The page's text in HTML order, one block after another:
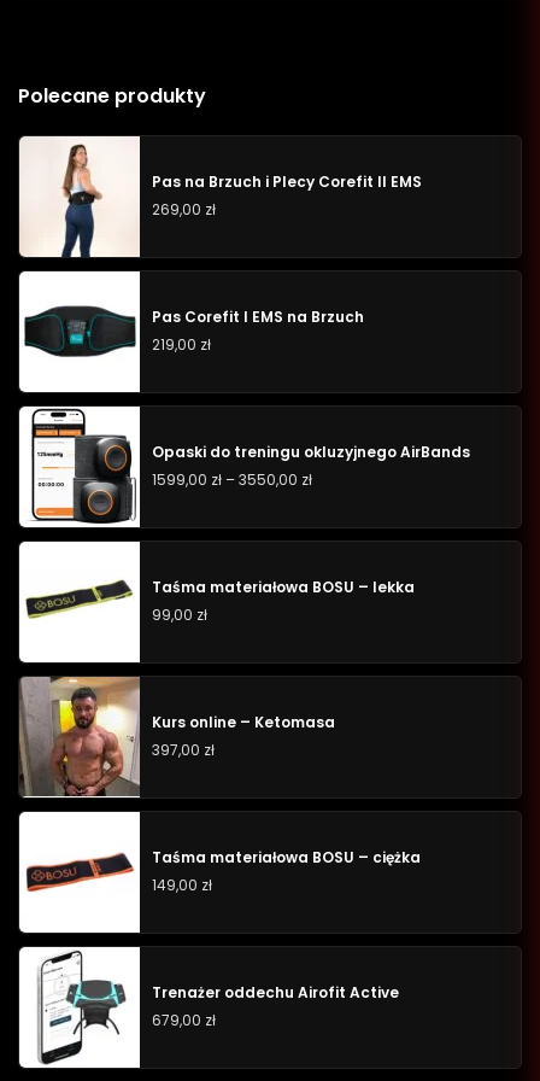
Polecane produkty
Pas na Brzuch i Plecy Corefit II EMS
269,00 zł
Pas Corefit I EMS na Brzuch
219,00 zł
Opaski do treningu okluzyjnego AirBands
1599,00 zł –3550,00 zł
Taśma materiałowa BOSU – lekka
99,00 zł
Kurs online – Ketomasa
397,00 zł
Taśma materiałowa BOSU – ciężka
149,00 zł
Trenażer oddechu Airofit Active
679,00 zł